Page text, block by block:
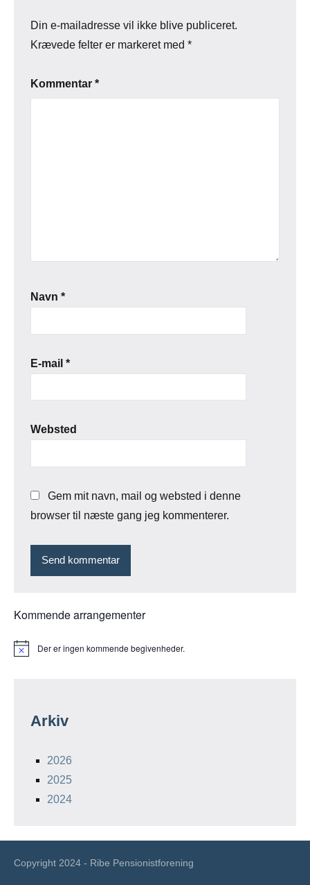
Din e-mailadresse vil ikke blive publiceret.
Krævede felter er markeret med *
Kommentar *
Navn *
E-mail *
Websted
Gem mit navn, mail og websted i denne
browser til næste gang jeg kommenterer.
Kommende arrangementer
Notice Der er ingen kommende begivenheder.
Arkiv
2026
2025
2024
Copyright 2024 - Ribe Pensionistforening